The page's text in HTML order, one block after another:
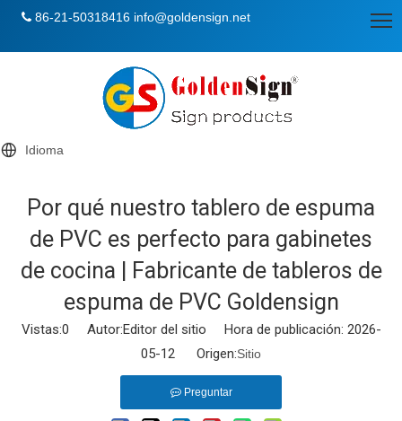
 86-21-50318416 info@goldensign.net
Idioma
Por qué nuestro tablero de espuma
de PVC es perfecto para gabinetes
de cocina | Fabricante de tableros de
espuma de PVC Goldensign
Vistas:0 Autor:Editor del sitio Hora de publicación: 2026-
05-12 Origen:Sitio
Preguntar